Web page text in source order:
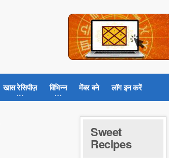
खास रेसिपीज़ विभिन्न मेंबर बने लॉग इन करें
Sweet
Recipes